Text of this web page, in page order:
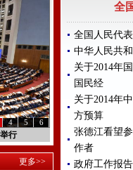
4 5 6
行
更多>>
全
全国人民代
中华人民共
关于2014年
国民经
关于2014年
方预算
张德江看望
作者
政府工作报